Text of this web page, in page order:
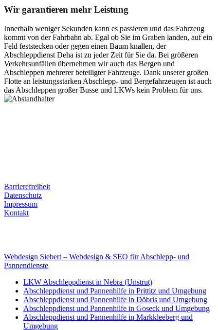
Wir garantieren mehr Leistung
Innerhalb weniger Sekunden kann es passieren und das Fahrzeug
kommt von der Fahrbahn ab. Egal ob Sie im Graben landen, auf ein
Feld feststecken oder gegen einen Baum knallen, der
Abschleppdienst Deha ist zu jeder Zeit für Sie da. Bei größeren
Verkehrsunfällen übernehmen wir auch das Bergen und
Abschleppen mehrerer beteiligter Fahrzeuge. Dank unserer großen
Flotte an leistungsstarken Abschlepp- und Bergefahrzeugen ist auch
das Abschleppen großer Busse und LKWs kein Problem für uns.
Barrierefreiheit
Datenschutz
Impressum
Kontakt
Webdesign Siebert – Webdesign & SEO für Abschlepp- und
Pannendienste
LKW Abschleppdienst in Nebra (Unstrut)
Abschleppdienst und Pannenhilfe in Prittitz und Umgebung
Abschleppdienst und Pannenhilfe in Döbris und Umgebung
Abschleppdienst und Pannenhilfe in Goseck und Umgebung
Abschleppdienst und Pannenhilfe in Markkleeberg und
Umgebung